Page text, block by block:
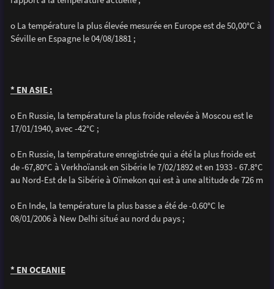
o La température la plus élevée mesurée en Europe est de 50,00°C à
Séville en Espagne le 04/08/1881 ;
* EN ASIE :
o En Russie, la température la plus froide relevée à Moscou est le
17/01/1940, avec -42°C ;
o En Russie, la température enregistrée qui a été la plus froide est
de -67,80°C à Verkhoïansk en Sibérie le 7/02/1892 et en 1933 - 67.8°C
au Nord-Est de la Sibérie à Oïmekon qui est à une altitude de 726 m
o En Inde, la température la plus basse a été de -0.60°C le
08/01/2006 à New Delhi situé au nord du pays ;
* EN OCEANIE